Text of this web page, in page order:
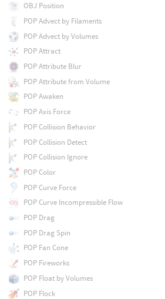
OBJ Position
POP Advect by Filaments
POP Advect by Volumes
POP Attract
POP Attribute Blur
POP Attribute from Volume
POP Awaken
POP Axis Force
POP Collision Behavior
POP Collision Detect
POP Collision Ignore
POP Color
POP Curve Force
POP Curve Incompressible Flow
POP Drag
POP Drag Spin
POP Fan Cone
POP Fireworks
POP Float by Volumes
POP Flock